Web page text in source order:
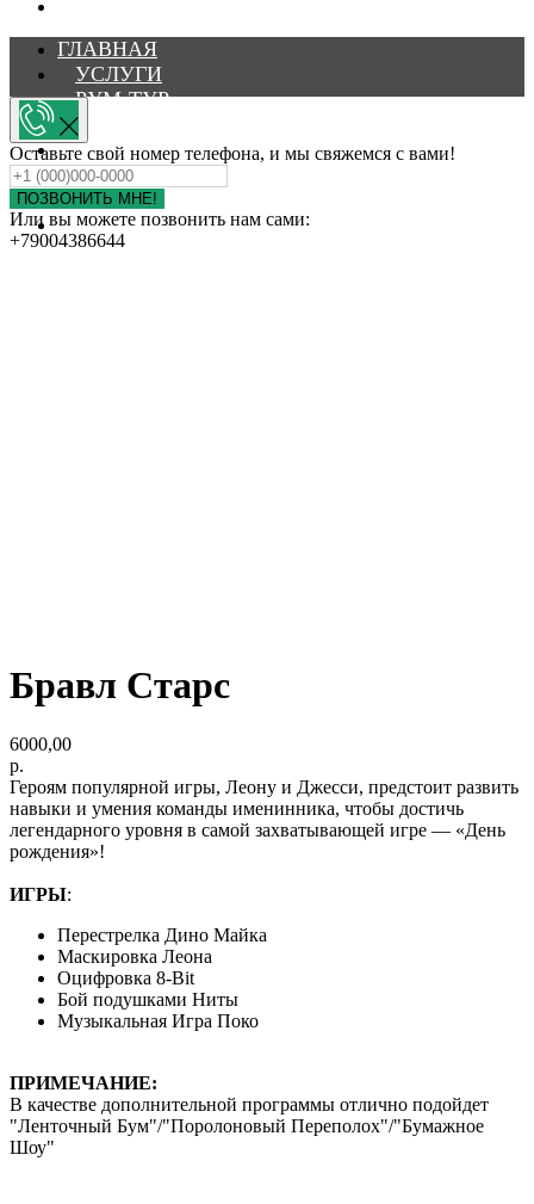
ГЛАВНАЯ
УСЛУГИ
РУМ-ТУР
АФИША
ПОРТФОЛИО
КОНТАКТЫ
ОТЗЫВЫ
НАШИ ДРУЗЬЯ
Оставьте свой номер телефона, и мы свяжемся с вами!
ПОЗВОНИТЬ МНЕ!
Или вы можете позвонить нам сами:
+79004386644
Бравл Старс
6000,00
р.
Героям популярной игры, Леону и Джесси, предстоит развить
навыки и умения команды именинника, чтобы достичь
легендарного уровня в самой захватывающей игре — «День
рождения»!
ИГРЫ:
Перестрелка Дино Майка
Маскировка Леона
Оцифровка 8-Bit
Бой подушками Ниты
Музыкальная Игра Поко
ПРИМЕЧАНИЕ:
В качестве дополнительной программы отлично подойдет
"Ленточный Бум"/"Поролоновый Переполох"/"Бумажное
Шоу"